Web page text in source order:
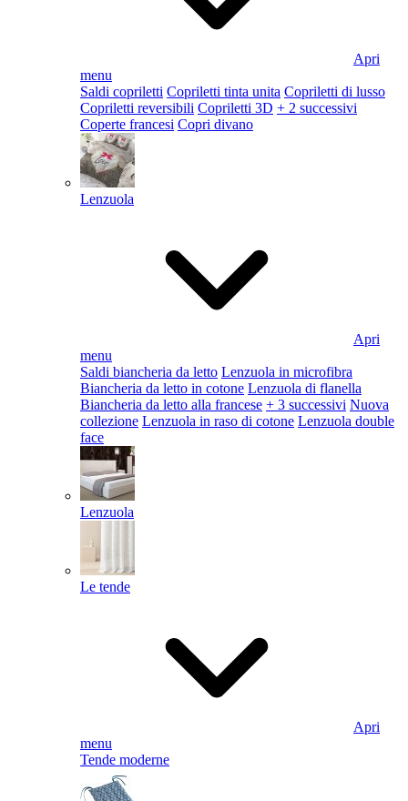
Apri
menu
Saldi copriletti Copriletti tinta unita Copriletti di lusso
Copriletti reversibili Copriletti 3D + 2 successivi
Coperte francesi Copri divano
Lenzuola
Apri
menu
Saldi biancheria da letto Lenzuola in microfibra
Biancheria da letto in cotone Lenzuola di flanella
Biancheria da letto alla francese + 3 successivi Nuova
collezione Lenzuola in raso di cotone Lenzuola double
face
Lenzuola
Le tende
Apri
menu
Tende moderne